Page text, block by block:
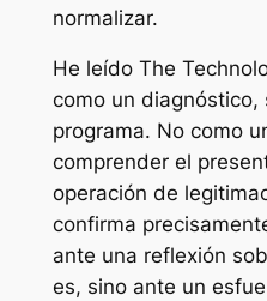
normalizar.
He leído The
como un diagnóstico,
programa. No como
comprender el
operación de
confirma
ante una reflexión
es, sino ante un